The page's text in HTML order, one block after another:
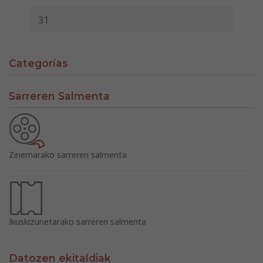
31
Categorías
Sarreren Salmenta
Zinemarako sarreren salmenta
Ikuskizunetarako sarreren salmenta
Datozen ekitaldiak